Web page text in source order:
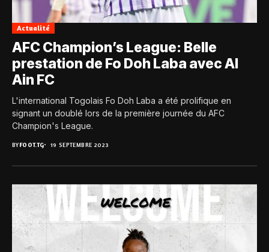
Actualité
AFC Champion’s League: Belle
prestation de Fo Doh Laba avec Al
Ain FC
L'international Togolais Fo Doh Laba a été prolifique en
signant un doublé lors de la première journée du AFC
Champion's League.
BYFOOT.TG 19 SEPTEMBRE 2023